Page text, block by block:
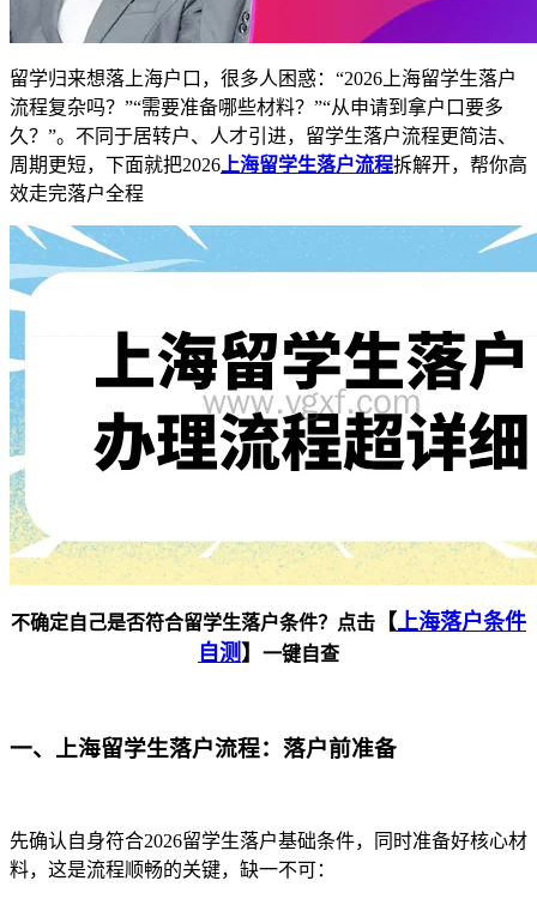
留学归来想落上海户口，很多人困惑：“2026上海留学生落户
流程复杂吗？”“需要准备哪些材料？”“从申请到拿户口要多
久？”。不同于居转户、人才引进，留学生落户流程更简洁、
周期更短，下面就把2026 上海留学生落户流程拆解开，帮你高
效走完落户全程
不确定自己是否符合留学生落户条件？点击 【 上海落户条件
自测 】 一键自查
一、上海留学生落户流程：落户前准备
先确认自身符合2026留学生落户基础条件，同时准备好核心材
料，这是流程顺畅的关键，缺一不可：